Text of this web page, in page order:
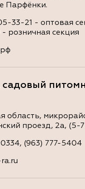
Парфёнки.
33-21 - оптовая
розничная секция
садовый
область,
проезд, 2а, (5-
(963) 777-5404